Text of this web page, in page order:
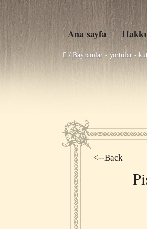
Ana sayfa
/ Bayramlar - yortular -
<--Back